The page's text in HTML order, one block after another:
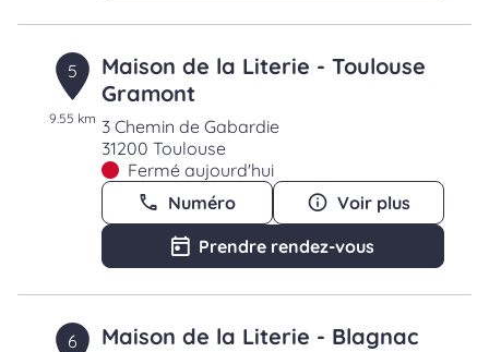
5
9.55 km
Maison de la Literie - Toulouse
Gramont
3 Chemin de Gabardie
31200 Toulouse
Fermé aujourd'hui
Numéro
Voir plus
Prendre rendez-vous
6 Maison de la Literie - Blagnac